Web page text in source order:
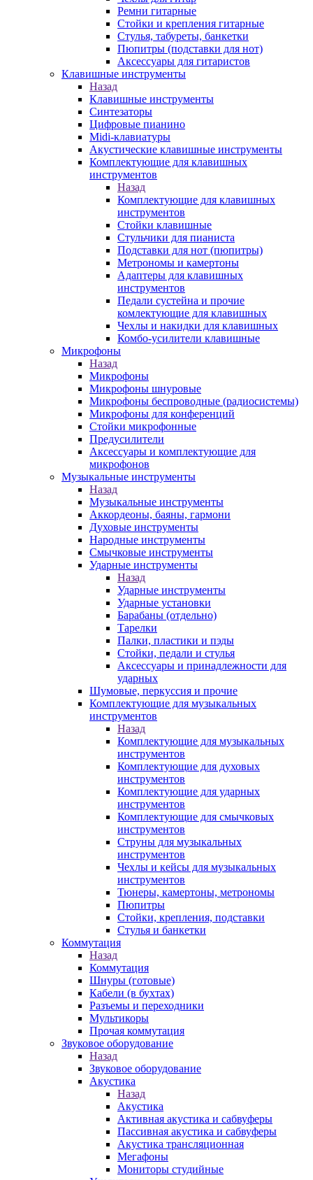
Ремни гитарные
Стойки и крепления гитарные
Стулья, табуреты, банкетки
Пюпитры (подставки для нот)
Аксессуары для гитаристов
Клавишные инструменты
Назад
Клавишные инструменты
Синтезаторы
Цифровые пианино
Midi-клавиатуры
Акустические клавишные инструменты
Комплектующие для клавишных
инструментов
Назад
Комплектующие для клавишных
инструментов
Стойки клавишные
Стульчики для пианиста
Подставки для нот (пюпитры)
Метрономы и камертоны
Адаптеры для клавишных
инструментов
Педали сустейна и прочие
комлектующие для клавишных
Чехлы и накидки для клавишных
Комбо-усилители клавишные
Микрофоны
Назад
Микрофоны
Микрофоны шнуровые
Микрофоны беспроводные (радиосистемы)
Микрофоны для конференций
Стойки микрофонные
Предусилители
Аксессуары и комплектующие для
микрофонов
Музыкальные инструменты
Назад
Музыкальные инструменты
Аккордеоны, баяны, гармони
Духовые инструменты
Народные инструменты
Смычковые инструменты
Ударные инструменты
Назад
Ударные инструменты
Ударные установки
Барабаны (отдельно)
Тарелки
Палки, пластики и пэды
Стойки, педали и стулья
Аксессуары и принадлежности для
ударных
Шумовые, перкуссия и прочие
Комплектующие для музыкальных
инструментов
Назад
Комплектующие для музыкальных
инструментов
Комплектующие для духовых
инструментов
Комплектующие для ударных
инструментов
Комплектующие для смычковых
инструментов
Струны для музыкальных
инструментов
Чехлы и кейсы для музыкальных
инструментов
Тюнеры, камертоны, метрономы
Пюпитры
Стойки, крепления, подставки
Стулья и банкетки
Коммутация
Назад
Коммутация
Шнуры (готовые)
Кабели (в бухтах)
Разъемы и переходники
Мультикоры
Прочая коммутация
Звуковое оборудование
Назад
Звуковое оборудование
Акустика
Назад
Акустика
Активная акустика и сабвуферы
Пассивная акустика и сабвуферы
Акустика трансляционная
Мегафоны
Мониторы студийные